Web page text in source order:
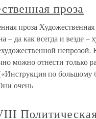
проза
проза Художественная
– да как всегда и везде –
непрозой.
можно отнести только
по большому
очень